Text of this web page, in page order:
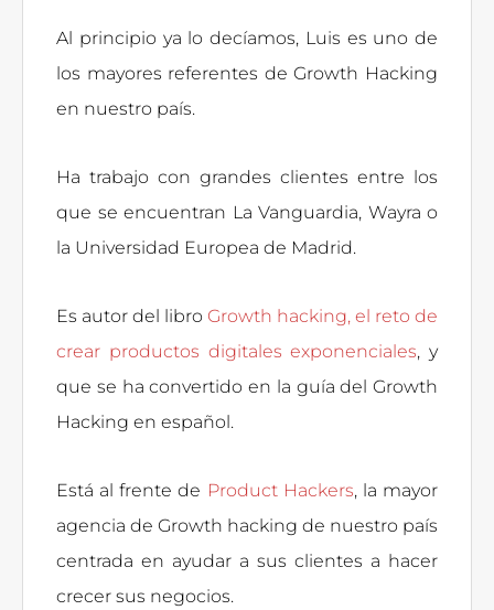
Al principio ya lo decíamos, Luis es uno de
los mayores referentes de Growth Hacking
en nuestro país.
Ha trabajo con grandes clientes entre los
que se encuentran La Vanguardia, Wayra o
la Universidad Europea de Madrid.
Es autor del libro Growth hacking, el reto de
crear productos digitales exponenciales, y
que se ha convertido en la guía del Growth
Hacking en español.
Está al frente de Product Hackers, la mayor
agencia de Growth hacking de nuestro país
centrada en ayudar a sus clientes a hacer
crecer sus negocios.